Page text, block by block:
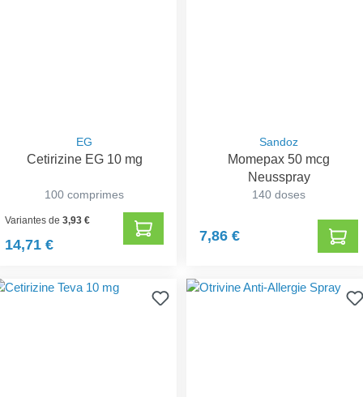
EG
Cetirizine EG 10 mg
100 comprimes
Variantes de3,93 €
14,71 €
Sandoz
Momepax 50 mcg
Neusspray
140 doses
7,86 €